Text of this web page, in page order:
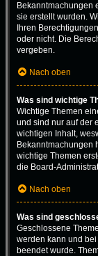
Bekanntmachungen
sie erstellt wurden.
Ihren
oder nicht. Die
vergeben.
Nach oben
Was sind wichtige
Wichtige Themen
und sind nur auf der
wichtigen Inhalt,
Bekanntmachungen
wichtige Themen
die Board-
Nach oben
Was sind
Geschlossene
werden kann und
beendet wurde.